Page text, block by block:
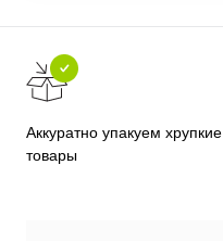
Аккуратно упакуем хрупкие
товары